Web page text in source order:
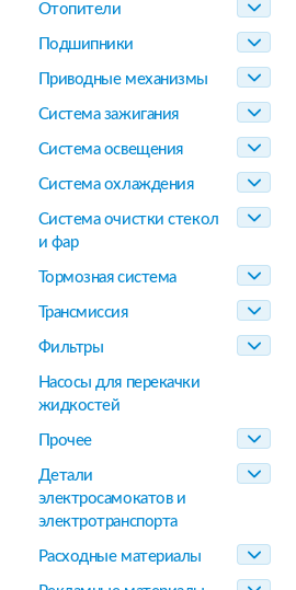
Отопители
Подшипники
Приводные механизмы
Система зажигания
Система освещения
Система охлаждения
Система очистки стекол
и фар
Тормозная система
Трансмиссия
Фильтры
Насосы для перекачки
жидкостей
Прочее
Детали
электросамокатов и
электротранспорта
Расходные материалы